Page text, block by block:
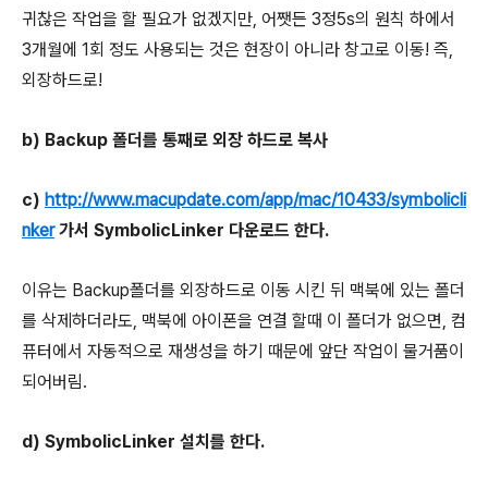
귀찮은 작업을 할 필요가 없겠지만, 어쨋든 3정5s의 원칙 하에서
3개월에 1회 정도 사용되는 것은 현장이 아니라 창고로 이동! 즉,
외장하드로!
b) Backup 폴더를 통째로 외장 하드로 복사
c) http://www.macupdate.com/app/mac/10433/symbolicli
nker 가서 SymbolicLinker 다운로드 한다.
이유는 Backup폴더를 외장하드로 이동 시킨 뒤 맥북에 있는 폴더
를 삭제하더라도, 맥북에 아이폰을 연결 할때 이 폴더가 없으면, 컴
퓨터에서 자동적으로 재생성을 하기 때문에 앞단 작업이 물거품이
되어버림.
d) SymbolicLinker 설치를 한다.